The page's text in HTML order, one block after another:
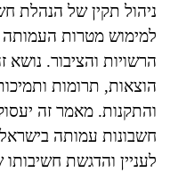
ניהול תקין של הנהלת
למימוש מטרות
הרשויות והציבור. נושא
הוצאות, תרומות
והתקנות. מאמר זה
חשבונות עמותה
לעניין והדגשת